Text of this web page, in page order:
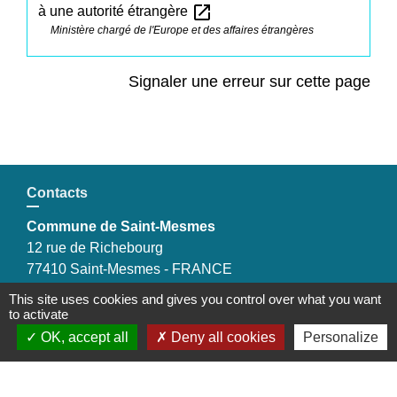
à une autorité étrangère open_in_new
Ministère chargé de l'Europe et des affaires étrangères
Signaler une erreur sur cette page
Contacts
Commune de Saint-Mesmes
12 rue de Richebourg
77410 Saint-Mesmes - FRANCE
This site uses cookies and gives you control over what you want
to activate
OK, accept all
Deny all cookies Personalize